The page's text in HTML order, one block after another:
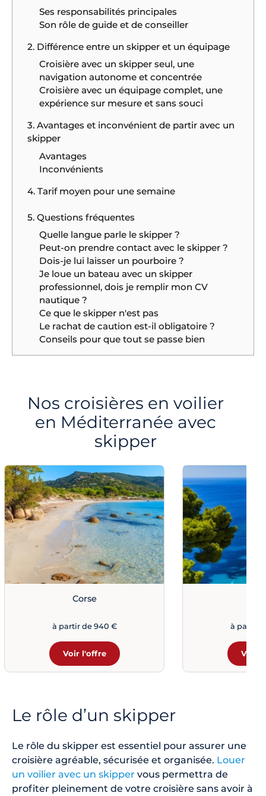
Ses responsabilités principales
Son rôle de guide et de conseiller
2. Différence entre un skipper et un équipage
Croisière avec un skipper seul, une
navigation autonome et concentrée
Croisière avec un équipage complet, une
expérience sur mesure et sans souci
3. Avantages et inconvénient de partir avec un
skipper
Avantages
Inconvénients
4. Tarif moyen pour une semaine
5. Questions fréquentes
Quelle langue parle le skipper ?
Peut-on prendre contact avec le skipper ?
Dois-je lui laisser un pourboire ?
Je loue un bateau avec un skipper
professionnel, dois je remplir mon CV
nautique ?
Ce que le skipper n'est pas
Le rachat de caution est-il obligatoire ?
Conseils pour que tout se passe bien
Nos croisières en voilier
en Méditerranée avec
skipper
Corse
à partir de 940 €
Voir l'offre
à partir
Voir
Le rôle d’un skipper
Le rôle du skipper est essentiel pour assurer une
croisière agréable, sécurisée et organisée. Louer
un voilier avec un skipper vous permettra de
profiter pleinement de votre croisière sans avoir à